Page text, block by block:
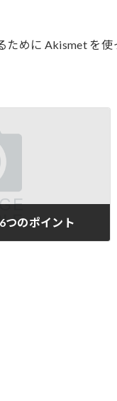
めに Akismet を使
つのポイント